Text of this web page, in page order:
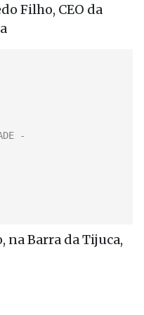
Filho, CEO da
Barra da Tijuca,